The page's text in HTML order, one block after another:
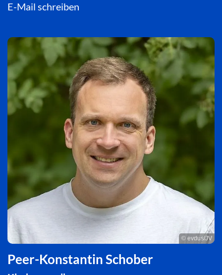
E-Mail schreiben
© evdus/JV
Peer-Konstantin Schober